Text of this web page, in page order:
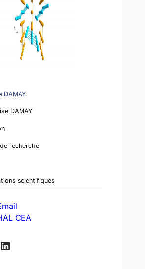
DAMAY
DAMAY
recherche
scientifiques
CEA
LinkedIn